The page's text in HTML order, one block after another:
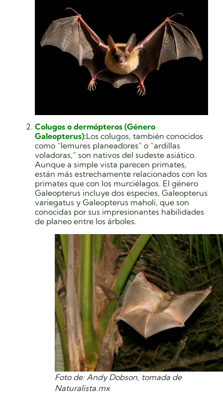
Colugos o dermópteros (Género
Galeopterus):Los colugos, también conocidos
como “lemures planeadores” o “ardillas
voladoras,” son nativos del sudeste asiático.
Aunque a simple vista parecen primates,
están más estrechamente relacionados con los
primates que con los murciélagos. El género
Galeopterus incluye dos especies, Galeopterus
variegatus y Galeopterus maholi, que son
conocidas por sus impresionantes habilidades
de planeo entre los árboles.
Foto de: Andy Dobson, tomada de
Naturalista.mx